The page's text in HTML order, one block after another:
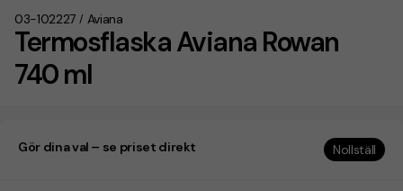
Termosflaska Aviana Rowan
740 ml
03-102227 / Aviana
Gör dina val – se priset direkt Nollställ